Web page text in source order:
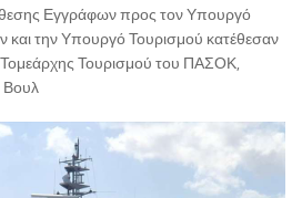
Εγγράφων προς τον Υπουργό
την Υπουργό Τουρισμού κατέθεσαν
Τομεάρχης Τουρισμού του ΠΑΣΟΚ,
Βουλ